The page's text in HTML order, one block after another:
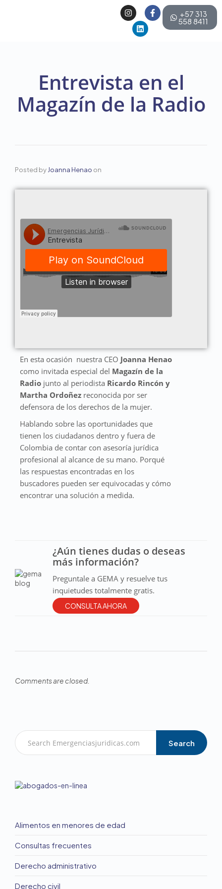
+57 313
558 8411
Entrevista en el
Magazín de la Radio
Posted by Joanna Henao on
En esta ocasión nuestra CEO Joanna Henao
como invitada especial del Magazín de la
Radio junto al periodista Ricardo Rincón y
Martha Ordoñez reconocida por ser
defensora de los derechos de la mujer.
Hablando sobre las oportunidades que
tienen los ciudadanos dentro y fuera de
Colombia de contar con asesoría jurídica
profesional al alcance de su mano. Porqué
las respuestas encontradas en los
buscadores pueden ser equivocadas y cómo
encontrar una solución a medida.
¿Aún tienes dudas o deseas
más información?
Preguntale a GEMA y resuelve tus
inquietudes totalmente gratis.
CONSULTA AHORA
Comments are closed.
Search
Alimentos en menores de edad
Consultas frecuentes
Derecho administrativo
Derecho civil